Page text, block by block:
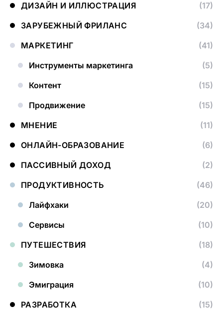
ДИЗАЙН И ИЛЛЮСТРАЦИЯ
(17)
ЗАРУБЕЖНЫЙ ФРИЛАНС
(34)
МАРКЕТИНГ
(41)
Инструменты маркетинга
(5)
Контент
(15)
Продвижение
(15)
МНЕНИЕ
(11)
ОНЛАЙН-ОБРАЗОВАНИЕ
(6)
ПАССИВНЫЙ ДОХОД
(2)
ПРОДУКТИВНОСТЬ
(46)
Лайфхаки
(20)
Сервисы
(10)
ПУТЕШЕСТВИЯ
(18)
Зимовка
(4)
Эмиграция
(10)
РАЗРАБОТКА
(15)